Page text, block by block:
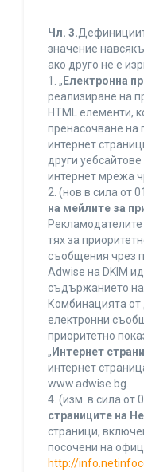
Чл. 3.
значение
ако друго не е
1. „ Електронна
реализиране на
HTML елементи,
пренасочване на
интернет
други
интернет мрежа
2. (нов в сила от
на мейлите за
тях за
съобщения чрез
Adwise на DKIM
съдържанието
Комбинацията от
електронни
приоритетно
„ Интернет
интернет
www.adwise.bg.
4. (изм. в сила от
страниците на
страници,
посочени на
http://